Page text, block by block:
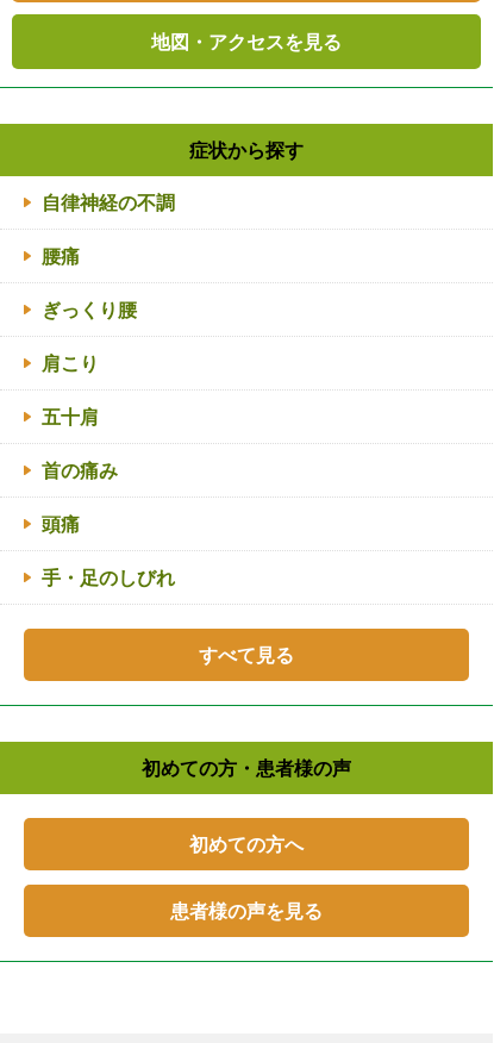
地図・アクセスを見る
症状から探す
自律神経の不調
腰痛
ぎっくり腰
肩こり
五十肩
首の痛み
頭痛
手・足のしびれ
すべて見る
初めての方・患者様の声
初めての方へ
患者様の声を見る